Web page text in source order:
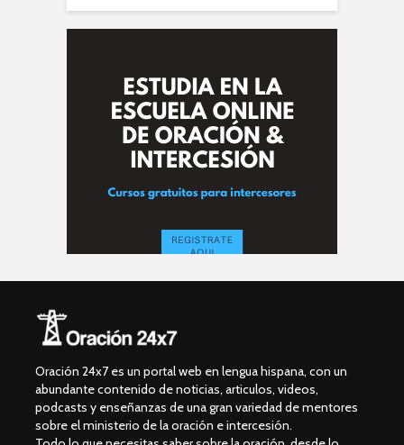
Oración 24x7 es un portal web en lengua hispana, con un
abundante contenido de noticias, articulos, videos,
podcasts y enseñanzas de una gran variedad de mentores
sobre el ministerio de la oración e intercesión.